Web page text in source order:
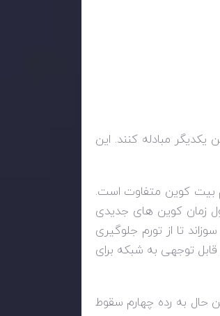
یکدیگر مبادله کنند. این
بیت کوین متفاوت است.
زمان کوین های جدیدی
تا از تورم جلوگیری
توجهی به شبکه برای
حال به رده چهارم سقوط